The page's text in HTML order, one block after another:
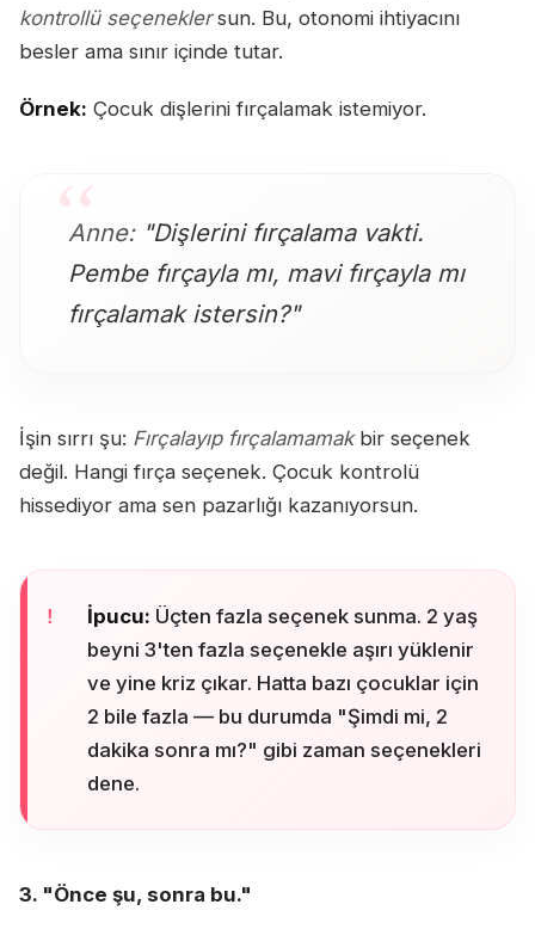
kontrollü seçeneklersun. Bu, otonomi ihtiyacını
besler ama sınır içinde tutar.
Örnek: Çocuk dişlerini fırçalamak istemiyor.
Anne:"Dişlerini fırçalama vakti.
Pembe fırçayla mı, mavi fırçayla mı
fırçalamak istersin?"
İşin sırrı şu: Fırçalayıp fırçalamamakbir seçenek
değil. Hangi fırça seçenek. Çocuk kontrolü
hissediyor ama sen pazarlığı kazanıyorsun.
İpucu: Üçten fazla seçenek sunma. 2 yaş
beyni 3'ten fazla seçenekle aşırı yüklenir
ve yine kriz çıkar. Hatta bazı çocuklar için
2 bile fazla — bu durumda "Şimdi mi, 2
dakika sonra mı?" gibi zaman seçenekleri
dene.
3. "Önce şu, sonra bu."